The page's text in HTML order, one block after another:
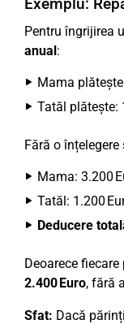
Pentru îngrijirea
anual:
Mama
Tatăl plătește:
Fără o
Mama: 3.200
Tatăl: 1.200
Deducere
Deoarece
2.400 Euro, fără
Sfat: Dacă